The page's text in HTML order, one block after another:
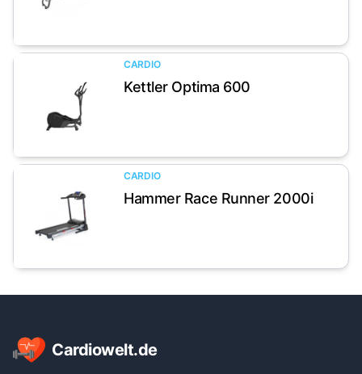
Artikel anzeigen
CARDIO
Kettler Optima 600
Artikel anzeigen
CARDIO
Hammer Race Runner 2000i
Cardiowelt.de